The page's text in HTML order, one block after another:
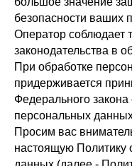
безопасности ваших
Оператор соблюдает
законодательства в
При обработке
придерживается
Федерального
персональных
Просим вас
настоящую Политику